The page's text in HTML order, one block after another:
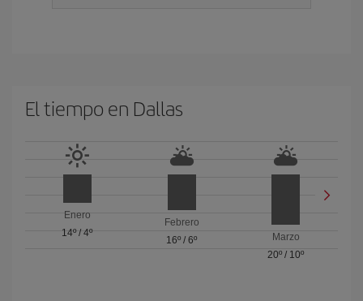
El tiempo en Dallas
Enero
14º/4º
Febrero
16º / 6º
Marzo
20º / 10º